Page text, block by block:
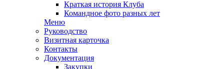
Краткая история Клуба
Командное фото разных лет
Меню
Руководство
Визитная карточка
Контакты
Документация
Закупки